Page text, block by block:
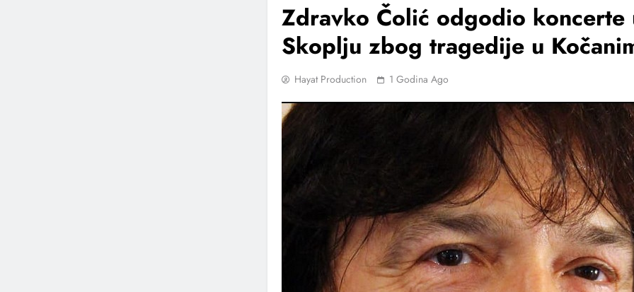
Zdravko Čolić odgodio koncerte
Skoplju zbog tragedije u
Hayat Production 1 Godina Ago